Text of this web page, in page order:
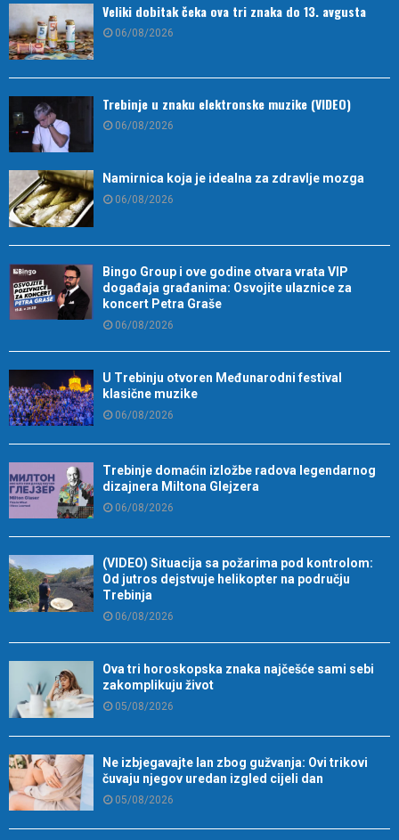
Veliki dobitak čeka ova tri znaka do 13. avgusta
06/08/2026
Trebinje u znaku elektronske muzike (VIDEO)
06/08/2026
Namirnica koja je idealna za zdravlje mozga
06/08/2026
Bingo Group i ove godine otvara vrata VIP
događaja građanima: Osvojite ulaznice za
koncert Petra Graše
06/08/2026
U Trebinju otvoren Međunarodni festival
klasične muzike
06/08/2026
Trebinje domaćin izložbe radova legendarnog
dizajnera Miltona Glejzera
06/08/2026
(VIDEO) Situacija sa požarima pod kontrolom:
Od jutros dejstvuje helikopter na području
Trebinja
06/08/2026
Ova tri horoskopska znaka najčešće sami sebi
zakomplikuju život
05/08/2026
Ne izbjegavajte lan zbog gužvanja: Ovi trikovi
čuvaju njegov uredan izgled cijeli dan
05/08/2026